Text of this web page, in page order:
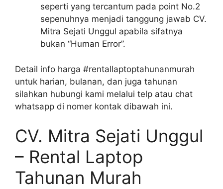
seperti yang tercantum pada point No.2
sepenuhnya menjadi tanggung jawab CV.
Mitra Sejati Unggul apabila sifatnya
bukan “Human Error”.
Detail info harga #rentallaptoptahunanmurah
untuk harian, bulanan, dan juga tahunan
silahkan hubungi kami melalui telp atau chat
whatsapp di nomer kontak dibawah ini.
CV. Mitra Sejati Unggul
– Rental Laptop
Tahunan Murah